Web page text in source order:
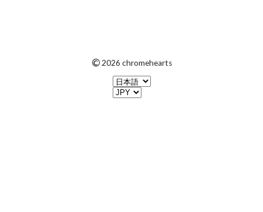
© 2026 chromehearts